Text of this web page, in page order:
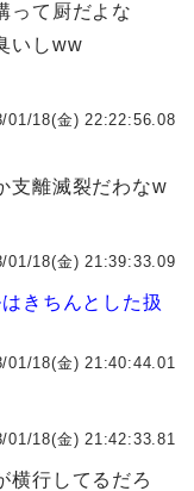
って厨だよな
いしww
01/18(金) 22:22:56.08
支離滅裂だわなw
01/18(金) 21:39:33.09
きちんとした扱
01/18(金) 21:40:44.01
01/18(金) 21:42:33.81
横行してるだろ